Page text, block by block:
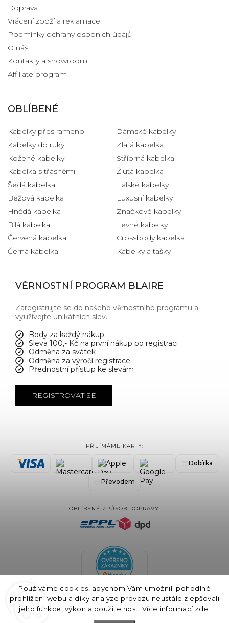
Používáme cookies, abychom Vám umožnili pohodlné
prohlížení webu a díky analýze provozu neustále zlepšovali
jeho funkce, výkon a použitelnost. Více informací zde.
Doprava
Vrácení zboží a reklamace
Podmínky ochrany osobních údajů
O nás
Kontakty a showroom
Affiliate program
OBLÍBENÉ
Kabelky přes rameno
Kabelky do ruky
Kožené kabelky
Kabelka s třásněmi
Šedá kabelka
Béžová kabelka
Hnědá kabelka
Bílá kabelka
Červená kabelka
Černá kabelka
Dámské kabelky
Zlatá kabelka
Stříbrná kabelka
Žlutá kabelka
Italské kabelky
Luxusní kabelky
Značkové kabelky
Levné kabelky
Crossbody kabelka
Kabelky a tašky
VĚRNOSTNÍ PROGRAM BLAIRE
Zaregistrujte se do našeho věrnostního programu a
využívejte unikátních slev.
Body za každý nákup
Sleva 100,- Kč na první nákup po registraci
Odměna za svátek
Odměna za výročí registrace
Přednostní přístup ke slevám
REGISTROVAT SE
PŘIJÍMÁME KARTY:
Dobírka
Převodem
OBLÍBENÝ ZPŮSOB DOPRAVY: